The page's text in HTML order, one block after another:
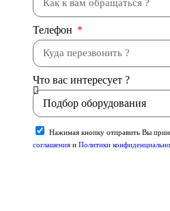
Телефон
Что вас интересует ?
Нажимая кнопку отправить Вы
соглашения и Политики